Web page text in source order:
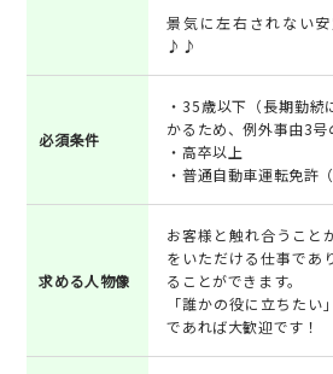
景気に左右されない
♪♪
必須条件
・35歳以下（長期勤続
かるため、例外事由3号
・高卒以上
・普通自動車運転免許
求める人物像
お客様と触れ合うこと
をいただける仕事であ
ることができます。
「誰かの役に立ちた
であれば大歓迎です！